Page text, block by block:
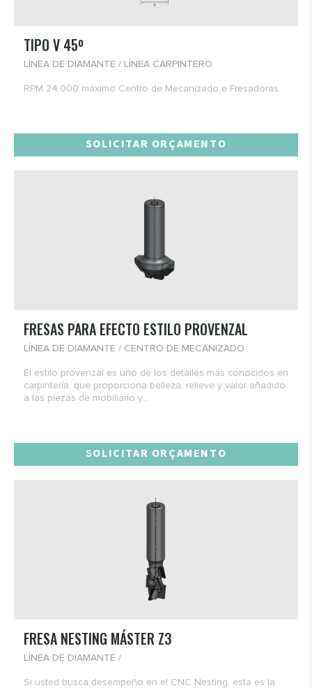
TIPO V 45º
LÍNEA DE DIAMANTE / LÍNEA CARPINTERO
RPM 24.000 máximo Centro de Mecanizado e Fresadoras.
SOLICITAR ORÇAMENTO
FRESAS PARA EFECTO ESTILO PROVENZAL
LÍNEA DE DIAMANTE / CENTRO DE MECANIZADO
El estilo provenzal es uno de los detalles más conocidos en
carpintería, que proporciona belleza, relieve y valor añadido
a las piezas de mobiliario y...
SOLICITAR ORÇAMENTO
FRESA NESTING MÁSTER Z3
LÍNEA DE DIAMANTE /
Si usted busca desempeño en el CNC Nesting, esta es la